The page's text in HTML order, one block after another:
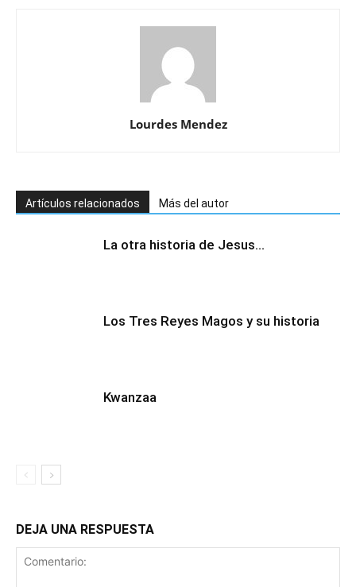
Lourdes Mendez
Artículos relacionados Más del autor
La otra historia de Jesus…
Los Tres Reyes Magos y su historia
Kwanzaa
DEJA UNA RESPUESTA